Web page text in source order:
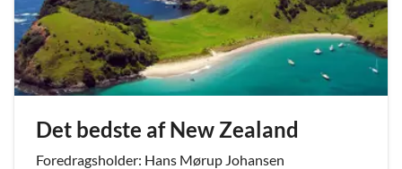
Det bedste af New Zealand
Foredragsholder: Hans Mørup Johansen